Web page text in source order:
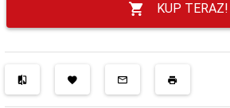
KUP TERAZ!